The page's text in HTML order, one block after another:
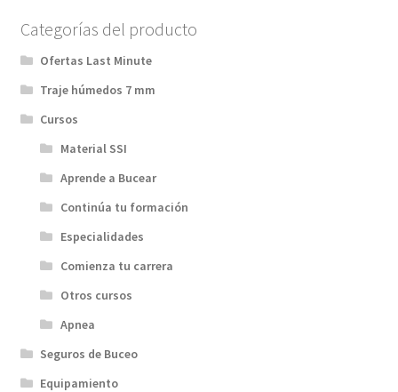
Categorías del producto
Ofertas Last Minute
Traje húmedos 7 mm
Cursos
Material SSI
Aprende a Bucear
Continúa tu formación
Especialidades
Comienza tu carrera
Otros cursos
Apnea
Seguros de Buceo
Equipamiento